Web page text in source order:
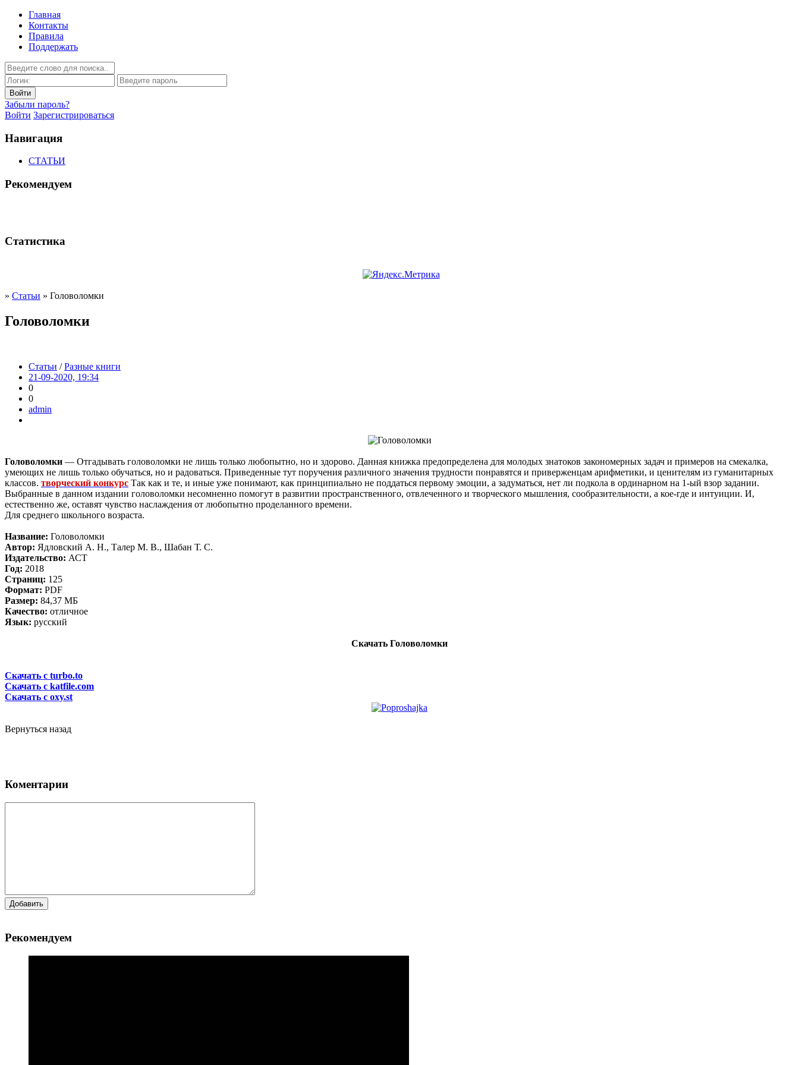
Главная
Контакты
Правила
Поддержать
Забыли пароль?
Войти Зарегистрироваться
Навигация
СТАТЬИ
Рекомендуем
Статистика
» Статьи » Головоломки
Головоломки
Статьи /Разные книги
21-09-2020, 19:34
0
0
admin
Головоломки — Отгадывать головоломки не лишь только любопытно, но и здорово. Данная книжка предопределена для молодых знатоков закономерных задач и примеров на смекалка,
умеющих не лишь только обучаться, но и радоваться. Приведенные тут поручения различного значения трудности понравятся и приверженцам арифметики, и ценителям из гуманитарных
классов. творческий конкурс Так как и те, и иные уже понимают, как принципиально не поддаться первому эмоции, а задуматься, нет ли подкола в ординарном на 1-ый взор задании.
Выбранные в данном издании головоломки несомненно помогут в развитии пространственного, отвлеченного и творческого мышления, сообразительности, а кое-где и интуиции. И,
естественно же, оставят чувство наслаждения от любопытно проделанного времени.
Для среднего школьного возраста.
Название: Головоломки
Автор: Ядловский А. Н., Талер М. В., Шабан Т. С.
Издательство: АСТ
Год: 2018
Страниц: 125
Формат: PDF
Размер: 84,37 МБ
Качество: отличное
Язык: русский
Скачать Головоломки
Скачать с turbo.to
Скачать с katfile.com
Скачать с oxy.st
Вернуться назад
Коментарии
Добавить
Рекомендуем